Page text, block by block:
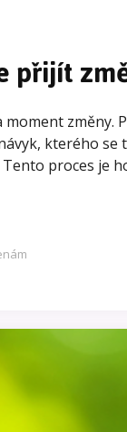
přijít
změny.
kterého se
proces je